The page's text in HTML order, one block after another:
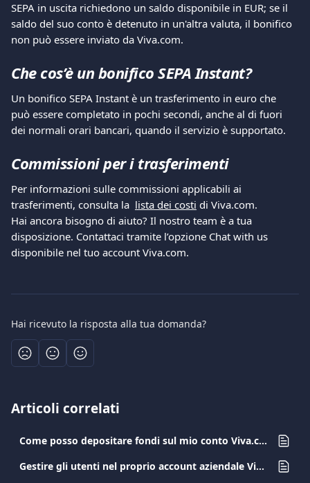
SEPA in uscita richiedono un saldo disponibile in EUR; se il
saldo del suo conto è detenuto in un'altra valuta, il bonifico
non può essere inviato da Viva.com.
Che cos’è un bonifico SEPA Instant?
Un bonifico SEPA Instant è un trasferimento in euro che
può essere completato in pochi secondi, anche al di fuori
dei normali orari bancari, quando il servizio è supportato.
Commissioni per i trasferimenti
Per informazioni sulle commissioni applicabili ai
trasferimenti, consulta la lista dei costi di Viva.com.
Hai ancora bisogno di aiuto? Il nostro team è a tua
disposizione. Contattaci tramite l’opzione Chat with us
disponibile nel tuo account Viva.com.
Hai ricevuto la risposta alla tua domanda?
Articoli correlati
Come posso depositare fondi sul mio conto Viva.com?
Gestire gli utenti nel proprio account aziendale Viva.com